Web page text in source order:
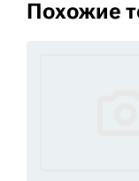
Похожие